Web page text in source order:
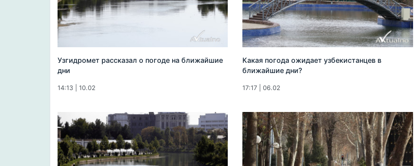
Узгидромет рассказал о погоде на ближайшие
дни
14:13 | 10.02
Какая погода ожидает узбекистанцев в
ближайшие дни?
17:17 | 06.02